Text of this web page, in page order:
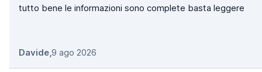
tutto bene le informazioni sono complete basta leggere
Davide,9 ago 2026